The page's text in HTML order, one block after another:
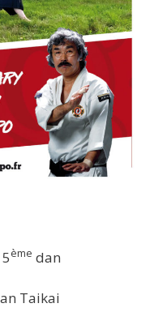
ème dan
Taikai